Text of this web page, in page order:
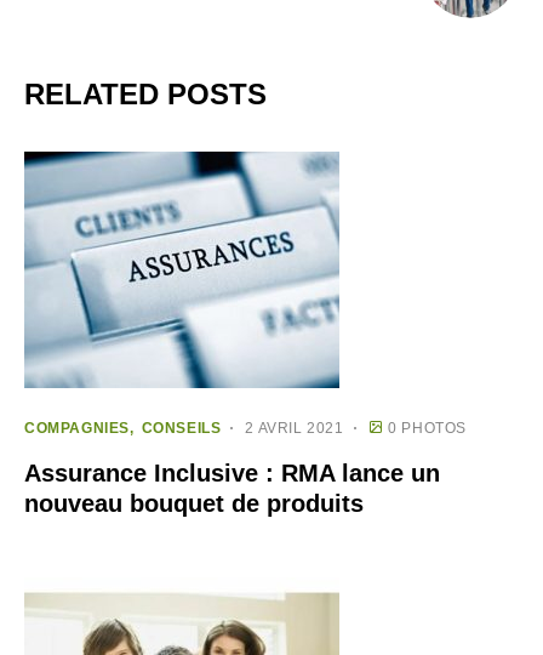
RELATED POSTS
COMPAGNIES CONSEILS 2 AVRIL 2021 0 PHOTOS
Assurance Inclusive : RMA lance un
nouveau bouquet de produits